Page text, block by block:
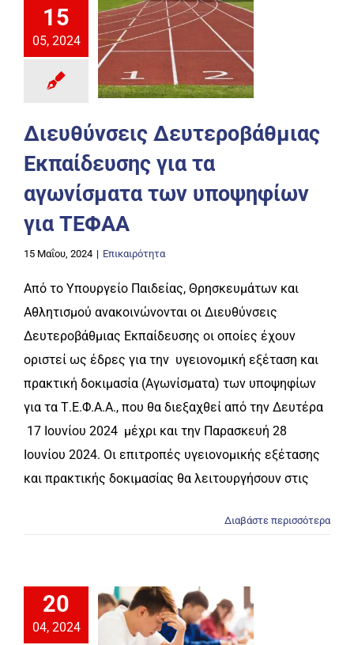
15
05, 2024
Διευθύνσεις Δευτεροβάθμιας
Εκπαίδευσης για τα
αγωνίσματα των υποψηφίων
για ΤΕΦΑΑ
15 Μαΐου, 2024 | Επικαιρότητα
Από το Υπουργείο Παιδείας, Θρησκευμάτων και
Αθλητισμού ανακοινώνονται οι Διευθύνσεις
Δευτεροβάθμιας Εκπαίδευσης οι οποίες έχουν
οριστεί ως έδρες για την υγειονομική εξέταση και
πρακτική δοκιμασία (Αγωνίσματα) των υποψηφίων
για τα Τ.Ε.Φ.Α.Α., που θα διεξαχθεί από την Δευτέρα
17 Ιουνίου 2024 μέχρι και την Παρασκευή 28
Ιουνίου 2024. Οι επιτροπές υγειονομικής εξέτασης
και πρακτικής δοκιμασίας θα λειτουργήσουν στις
Διαβάστε περισσότερα
20
04, 2024